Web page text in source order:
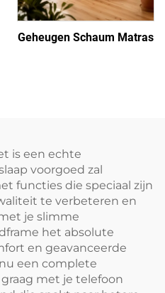
Geheugen Schaum Matras
is een echte
voorgoed zal
functies die speciaal zijn
te verbeteren en
je slimme
het absolute
en geavanceerde
een complete
met je telefoon